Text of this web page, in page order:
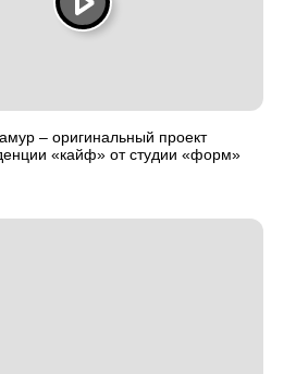
– оригинальный проект
«кайф» от студии «форм»